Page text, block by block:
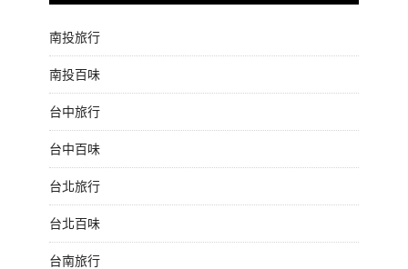
南投旅行
南投百味
台中旅行
台中百味
台北旅行
台北百味
台南旅行